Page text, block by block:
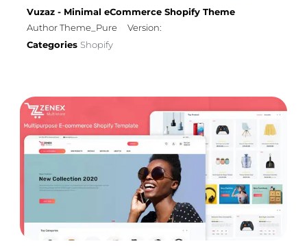
Vuzaz - Minimal eCommerce Shopify Theme
Author Theme_Pure
Version:
Categories Shopify